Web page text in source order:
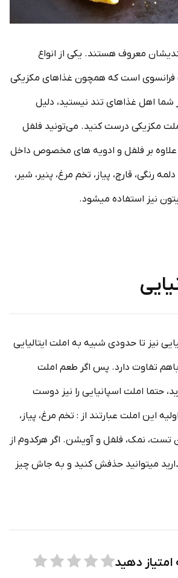
معروف هستند. یکی از انواع
است که همچون غذاهای مکزیکی
شما اهل غذاهای تند نیستید، دلیل
مکزیکی درست کنید. می‌تونید فلفل
علاوه بر فلفل و ادویه های مخصوص داخل
رنگی، قارچ، پیاز، تخم مرغ، پنیر، شیر،
نیز استفاده میشود.
نیز تا حدودی شبیه به املت ایتالیایی
تفاوت دارد. پس اگر طعم املت
حتما املت اسپانیایی را نیز دوست
این املت عبارتند از : تخم مرغ، پیاز،
تست، نمک، فلفل و آویشن. اگر هرکدوم از
میتوانید حذفش کنید و به جاش چیز
امتیاز دهید